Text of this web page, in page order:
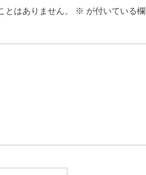
とはありません。 ※ が付いている